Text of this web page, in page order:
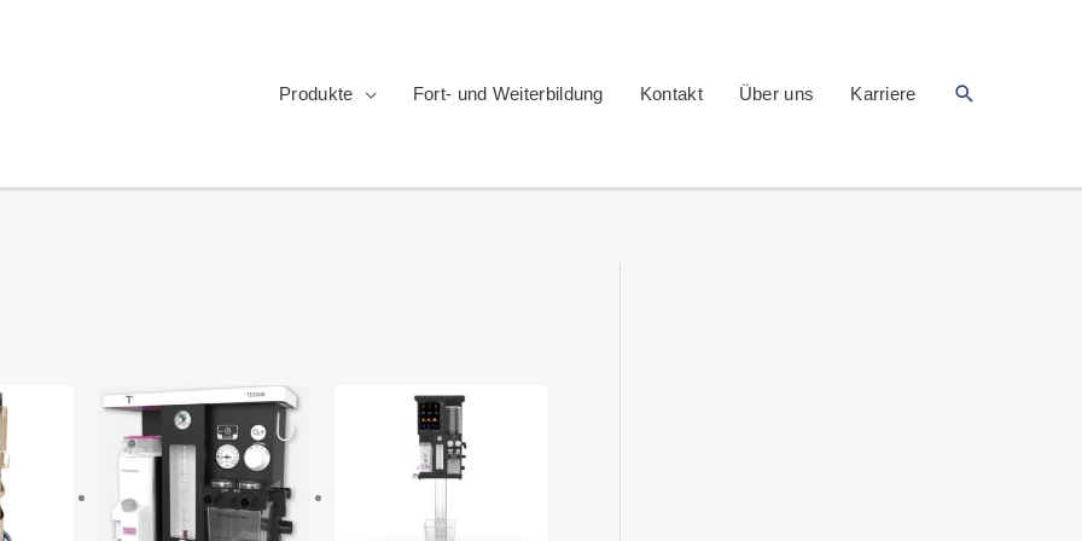
Produkte
Fort- und Weiterbildung Kontakt Über uns Karriere Suchen